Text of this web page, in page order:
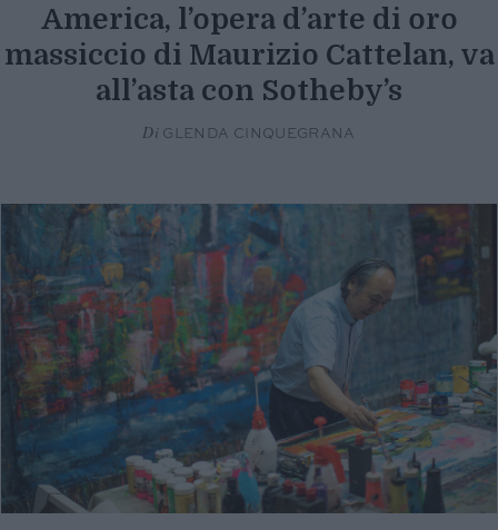
America, l’opera d’arte di oro
massiccio di Maurizio Cattelan, va
all’asta con Sotheby’s
Di GLENDA CINQUEGRANA